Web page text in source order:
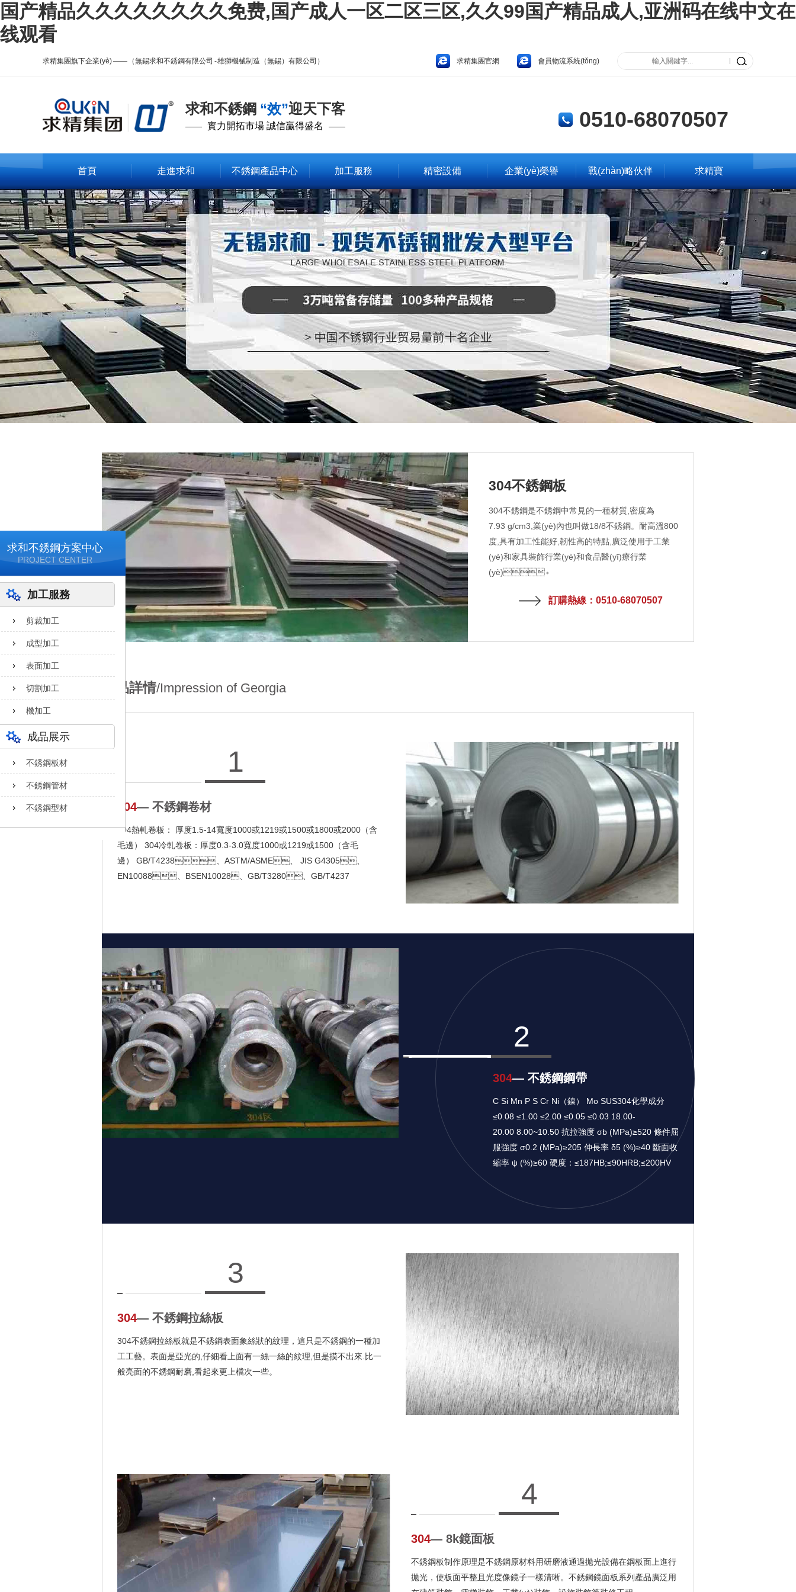
国产精品久久久久久久久久免费,国产成人一区二区三区,久久99国产精品成人,亚洲码在线中文在
线观看
求精集團旗下企業(yè) —— （無錫求和不銹鋼有限公司 - 雄獅機械制造（無錫）有限公司） 會員物流系統(tǒng)
求精集團官網
求和不銹鋼 “效”迎天下客
—— 實力開拓市場 誠信贏得盛名 —— 0510-68070507
首頁 走進求和 不銹鋼產品中心 加工服務 精密設備 企業(yè)榮譽 戰(zhàn)略伙伴 求精寶
304不銹鋼板
304不銹鋼是不銹鋼中常見的一種材質,密度為
7.93 g/cm3,業(yè)內也叫做18/8不銹鋼。耐高溫800
度,具有加工性能好,韌性高的特點,廣泛使用于工業
(yè)和家具裝飾行業(yè)和食品醫(yī)療行業
(yè)。
訂購熱線：0510-68070507
產品詳情/Impression of Georgia
1
304― 不銹鋼卷材
304熱軋卷板： 厚度1.5-14寬度1000或1219或1500或1800或2000（含
毛邊） 304冷軋卷板：厚度0.3-3.0寬度1000或1219或1500（含毛
邊） GB/T4238、ASTM/ASME、 JIS G4305、
EN10088、BSEN10028、GB/T3280、GB/T4237
2
304― 不銹鋼鋼帶
C Si Mn P S Cr Ni（鎳） Mo SUS304化學成分
≤0.08 ≤1.00 ≤2.00 ≤0.05 ≤0.03 18.00-
20.00 8.00~10.50 抗拉強度 σb (MPa)≥520 條件屈
服強度 σ0.2 (MPa)≥205 伸長率 δ5 (%)≥40 斷面收
縮率 ψ (%)≥60 硬度：≤187HB;≤90HRB;≤200HV
3
304― 不銹鋼拉絲板
304不銹鋼拉絲板就是不銹鋼表面象絲狀的紋理，這只是不銹鋼的一種加
工工藝。表面是亞光的,仔細看上面有一絲一絲的紋理,但是摸不出來.比一
般亮面的不銹鋼耐磨,看起來更上檔次一些。
4
304― 8k鏡面板
不銹鋼板制作原理是不銹鋼原材料用研磨液通過拋光設備在鋼板面上進行
拋光，使板面平整且光度像鏡子一樣清晰。不銹鋼鏡面板系列產品廣泛用
求和不銹鋼方案中心
PROJECT CENTER
加工服務
剪裁加工
成型加工
表面加工
切割加工
機加工
成品展示
不銹鋼板材
不銹鋼管材
不銹鋼型材